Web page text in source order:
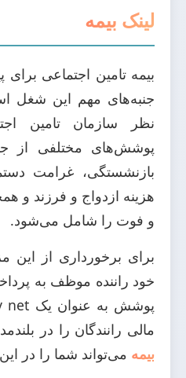
لینک بیمه
بیمه تامین اجتماعی برای
جنبه‌های مهم این شغل
نظر سازمان تامین
پوشش‌های مختلفی از
بازنشستگی، غرامت
هزینه ازدواج و فرزند و
و فوت را شامل می‌شود.
برای برخورداری از این
خود راننده موظف به
مالی رانندگان را در
بیمه می‌تواند شما را در